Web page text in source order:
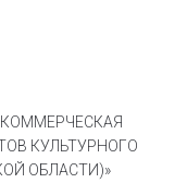
КУЛЬТУРНОГО
ОБЛАСТИ)»